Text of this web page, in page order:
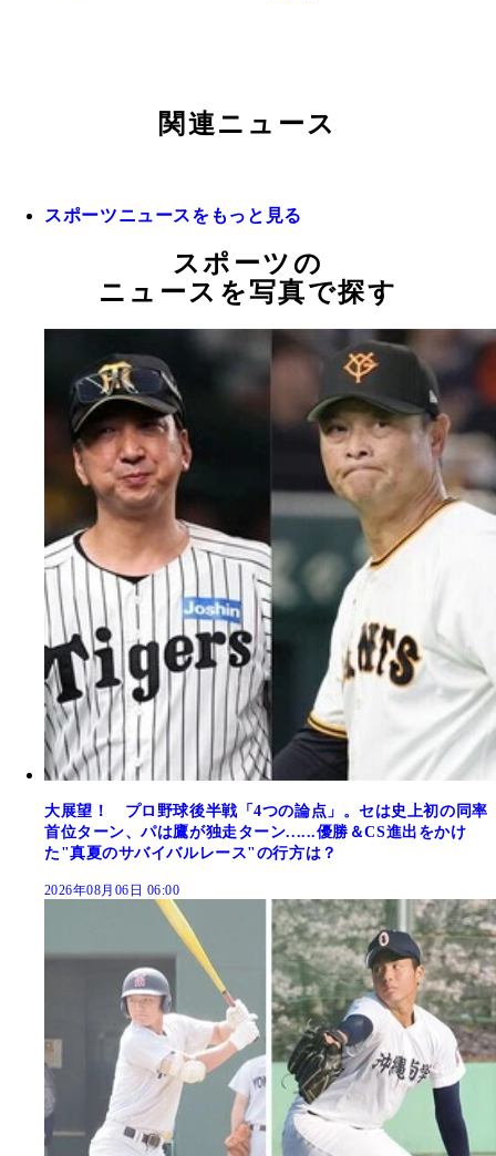
関連ニュース
スポーツニュースをもっと見る
スポーツの
ニュースを写真で探す
大展望！ プロ野球後半戦「4つの論点」。セは史上初の同率
首位ターン、パは鷹が独走ターン......優勝＆CS進出をかけ
た"真夏のサバイバルレース"の行方は？
2026年08月06日 06:00